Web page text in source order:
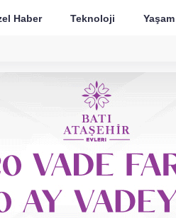
Haber Teknoloji Yaşam